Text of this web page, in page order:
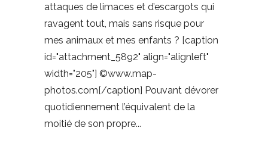
attaques de limaces et d’escargots qui
ravagent tout, mais sans risque pour
mes animaux et mes enfants ? [caption
id="attachment_5892" align="alignleft"
width="205"] ©www.map-
photos.com[/caption] Pouvant dévorer
quotidiennement l’équivalent de la
moitié de son propre